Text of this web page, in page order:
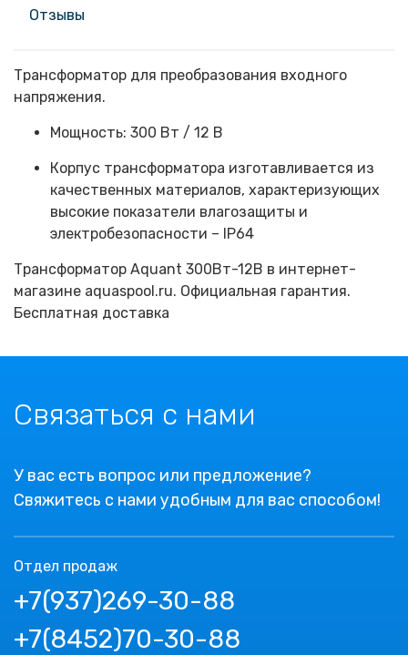
Отзывы
Трансформатор для преобразования входного
напряжения.
Мощность: 300 Вт / 12 В
Корпус трансформатора изготавливается из
качественных материалов, характеризующих
высокие показатели влагозащиты и
электробезопасности – IP64
Трансформатор Aquant 300Вт-12В в интернет-
магазине aquaspool.ru. Официальная гарантия.
Бесплатная доставка
Связаться с нами
У вас есть вопрос или предложение?
Свяжитесь с нами удобным для вас способом!
Отдел продаж
+7(937)269-30-88
+7(8452)70-30-88